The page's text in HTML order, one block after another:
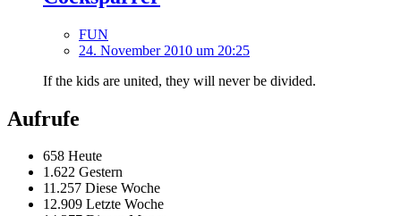
FUN
24. November 2010 um 20:25
If the kids are united, they will never be divided.
Aufrufe
658 Heute
1.622 Gestern
11.257 Diese Woche
12.909 Letzte Woche